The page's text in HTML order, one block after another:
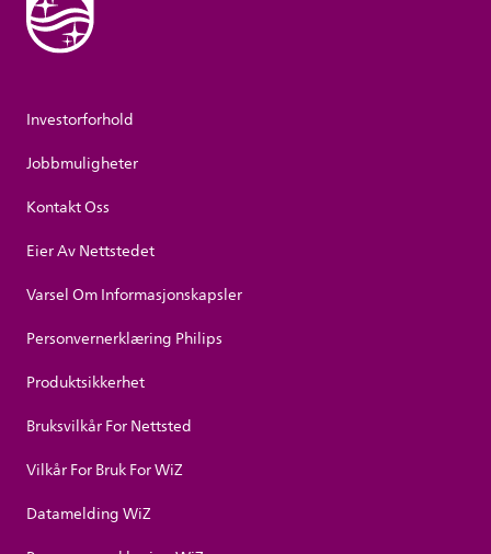
Investorforhold
Jobbmuligheter
Kontakt Oss
Eier Av Nettstedet
Varsel Om Informasjonskapsler
Personvernerklæring Philips
Produktsikkerhet
Bruksvilkår For Nettsted
Vilkår For Bruk For WiZ
Datamelding WiZ